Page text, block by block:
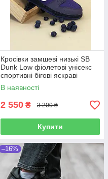
Кросівки замшеві низькі SB
Dunk Low фіолетові унісекс
спортивні бігові яскраві
кросівки молодіжні
В наявності
2 550 ₴ 3 200 ₴
Купити
–16%